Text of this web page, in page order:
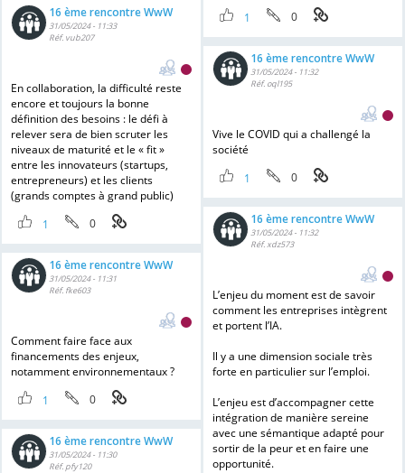
1
0
16 ème rencontre WwW
31/05/2024 - 11:33
Réf. vub207
En collaboration, la difficulté reste
encore et toujours la bonne
définition des besoins : le défi à
relever sera de bien scruter les
niveaux de maturité et le « fit »
entre les innovateurs (startups,
entrepreneurs) et les clients
(grands comptes à grand public)
1
0
16 ème rencontre WwW
31/05/2024 - 11:32
Réf. oql195
Vive le COVID qui a challengé la
société
1
0
16 ème rencontre WwW
31/05/2024 - 11:32
Réf. xdz573
L’enjeu du moment est de savoir
comment les entreprises intègrent
et portent l’IA.
Il y a une dimension sociale très
forte en particulier sur l’emploi.
L’enjeu est d’accompagner cette
intégration de manière sereine
avec une sémantique adapté pour
sortir de la peur et en faire une
opportunité.
16 ème rencontre WwW
31/05/2024 - 11:31
Réf. fke603
Comment faire face aux
financements des enjeux,
notamment environnementaux ?
1
0
16 ème rencontre WwW
31/05/2024 - 11:30
Réf. pfy120